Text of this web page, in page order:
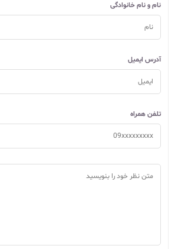
نام و نام خانوادگی
آدرس ایمیل
تلفن همراه